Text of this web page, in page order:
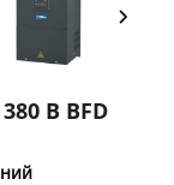
В ВFD